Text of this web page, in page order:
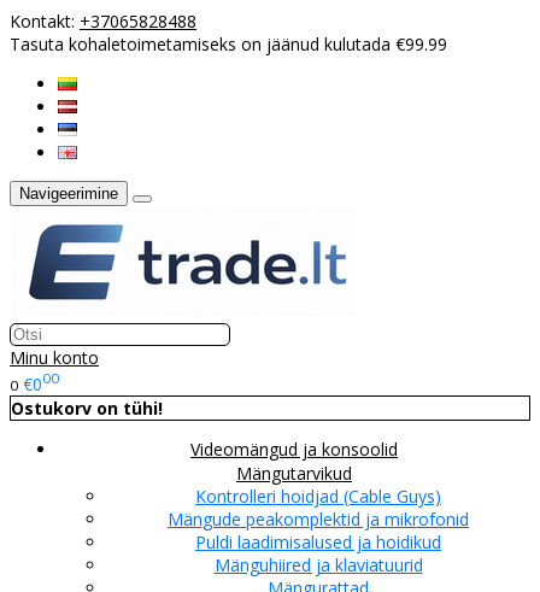
Kontakt: +37065828488
Tasuta kohaletoimetamiseks on jäänud kulutada €99.99
Navigeerimine
Minu konto
0 €000
Ostukorv on tühi!
Videomängud ja konsoolid
Mängutarvikud
Kontrolleri hoidjad (Cable Guys)
Mängude peakomplektid ja mikrofonid
Puldi laadimisalused ja hoidikud
Mänguhiired ja klaviatuurid
Mängurattad